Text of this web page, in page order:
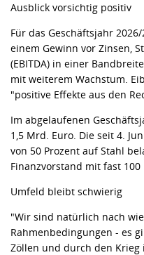
Ausblick vorsichtig positiv
Für das Geschäftsjahr
einem Gewinn vor Zinsen,
(EBITDA) in einer
mit weiterem Wachstum.
"positive Effekte aus den
Im abgelaufenen
1,5 Mrd. Euro. Die seit 4.
von 50 Prozent auf Stahl
Finanzvorstand mit fast 100
Umfeld bleibt schwierig
"Wir sind natürlich nach
Rahmenbedingungen - es
Zöllen und durch den